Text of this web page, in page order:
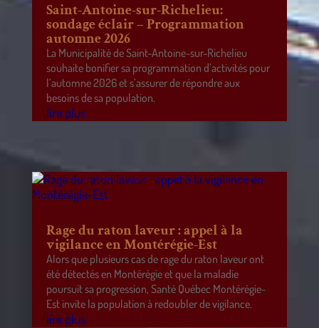
Saint-Antoine-sur-Richelieu:
sondage éclair – Programmation
automne 2026
La Municipalité de Saint-Antoine-sur-Richelieu
souhaite bonifier sa programmation d’activités pour
l’automne 2026 et s’assurer de répondre aux
besoins de sa population.
lire plus
Rage du raton laveur : appel à la
vigilance en Montérégie-Est
Alors que plusieurs cas de rage du raton laveur ont
été détectés en Montérégie et que la maladie
poursuit sa progression, Santé Québec Montérégie-
Est invite la population à redoubler de vigilance.
lire plus